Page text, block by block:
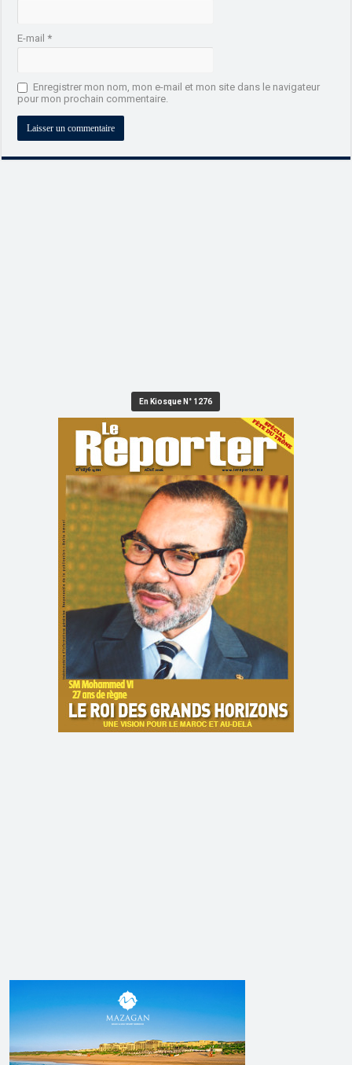
E-mail*
Enregistrer mon nom, mon e-mail et mon site dans le navigateur
pour mon prochain commentaire.
En Kiosque N° 1276